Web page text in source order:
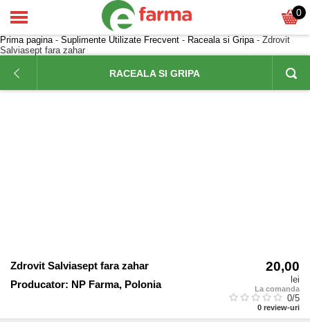
0
Prima pagina- Suplimente Utilizate Frecvent - Raceala si Gripa- Zdrovit
Salviasept fara zahar
RACEALA SI GRIPA
Zdrovit Salviasept fara zahar
Producator: NP Farma, Polonia
20,00
lei
La comanda
0/5
0 review-uri